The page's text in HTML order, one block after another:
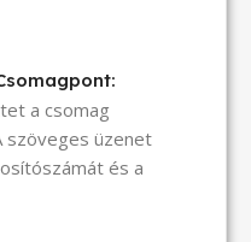
a csomag
szöveges üzenet
és a